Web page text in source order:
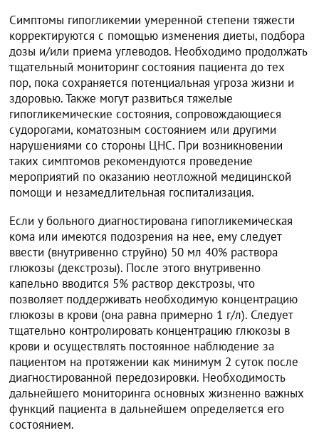
Симптомы гипогликемии умеренной степени тяжести
корректируются с помощью изменения диеты, подбора
дозы и/или приема углеводов. Необходимо продолжать
тщательный мониторинг состояния пациента до тех
пор, пока сохраняется потенциальная угроза жизни и
здоровью. Также могут развиться тяжелые
гипогликемические состояния, сопровождающиеся
судорогами, коматозным состоянием или другими
нарушениями со стороны ЦНС. При возникновении
таких симптомов рекомендуются проведение
мероприятий по оказанию неотложной медицинской
помощи и незамедлительная госпитализация.
Если у больного диагностирована гипогликемическая
кома или имеются подозрения на нее, ему следует
ввести (внутривенно струйно) 50 мл 40% раствора
глюкозы (декстрозы). После этого внутривенно
капельно вводится 5% раствор декстрозы, что
позволяет поддерживать необходимую концентрацию
глюкозы в крови (она равна примерно 1 г/л). Следует
тщательно контролировать концентрацию глюкозы в
крови и осуществлять постоянное наблюдение за
пациентом на протяжении как минимум 2 суток после
диагностированной передозировки. Необходимость
дальнейшего мониторинга основных жизненно важных
функций пациента в дальнейшем определяется его
состоянием.